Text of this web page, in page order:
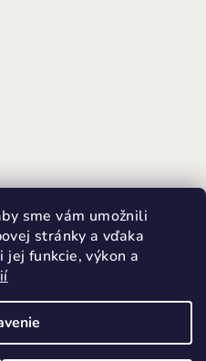
sme vám umožnili
stránky a vďaka
funkcie, výkon a